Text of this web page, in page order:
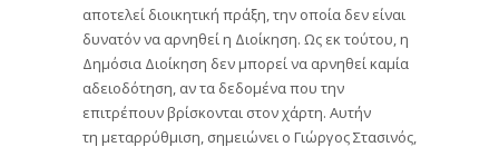
αποτελεί διοικητική πράξη, την οποία δεν είναι
δυνατόν να αρνηθεί η Διοίκηση. Ως εκ τούτου, η
Δημόσια Διοίκηση δεν μπορεί να αρνηθεί καμία
αδειοδότηση, αν τα δεδομένα που την
επιτρέπουν βρίσκονται στον χάρτη. Αυτήν
τη μεταρρύθμιση, σημειώνει ο Γιώργος Στασινός,